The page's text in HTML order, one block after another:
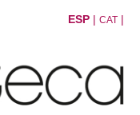
ESP | CAT |